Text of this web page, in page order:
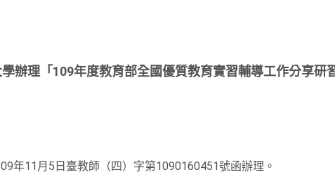
辦理「109年度教育部全國優質教育實習輔導工作分享研
年11月5日臺教師（四）字第1090160451號函辦理。